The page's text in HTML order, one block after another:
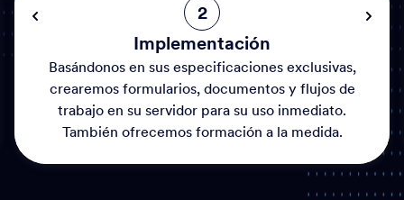
2
Implementación
Basándonos en sus especificaciones exclusivas,
crearemos formularios, documentos y flujos de
trabajo en su servidor para su uso inmediato.
También ofrecemos formación a la medida.